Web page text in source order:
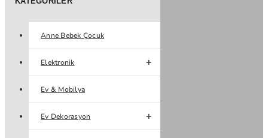
Anne Bebek Çocuk
Elektronik
Ev & Mobilya
Ev Dekorasyon